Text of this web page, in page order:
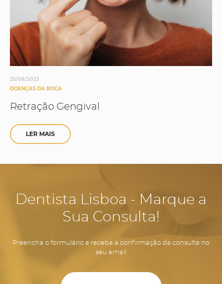
25/08/2023
DOENÇAS DA BOCA
Retração Gengival
LER MAIS
Dentista Lisboa - Marque a
Sua Consulta!
Preencha o formulário e receba a confirmação da consulta no
seu email